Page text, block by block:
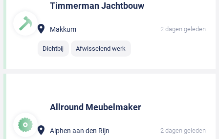
Timmerman Jachtbouw
Makkum 2 dagen geleden
Dichtbij Afwisselend werk
Allround Meubelmaker
Alphen aan den Rijn 2 dagen geleden